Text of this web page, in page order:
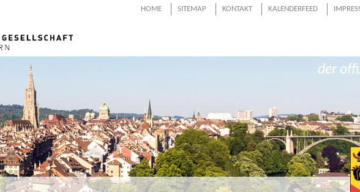
HOME SITEMAP KONTAKT KALENDERFEED
der